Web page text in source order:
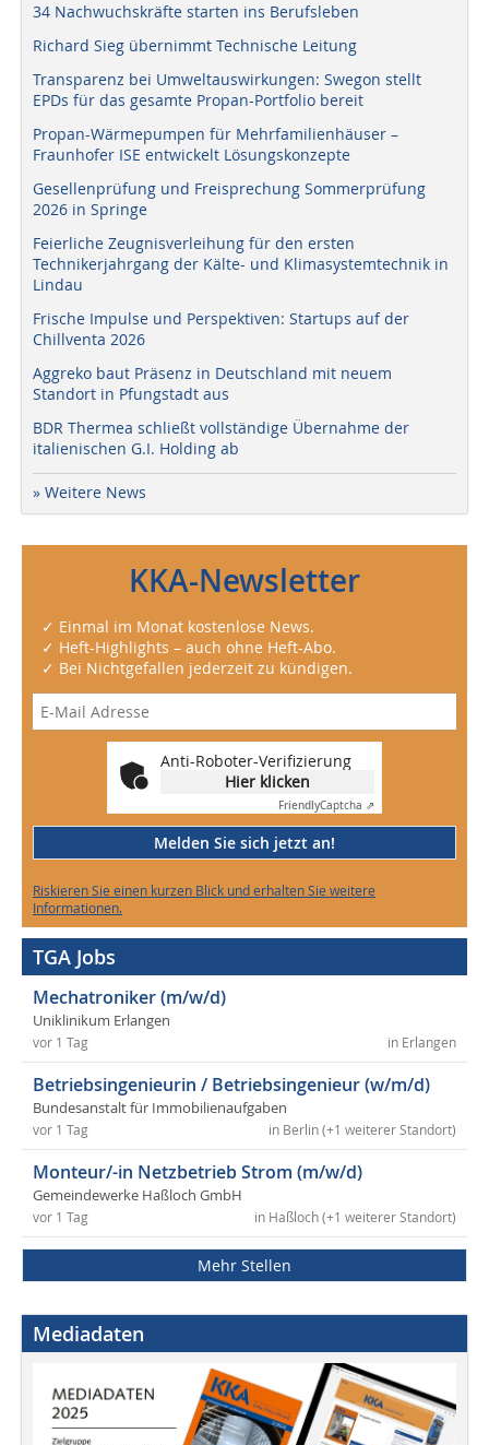
34 Nachwuchskräfte starten ins Berufsleben
Richard Sieg übernimmt Technische Leitung
Transparenz bei Umweltauswirkungen: Swegon stellt
EPDs für das gesamte Propan-Portfolio bereit
Propan-Wärmepumpen für Mehrfamilienhäuser –
Fraunhofer ISE entwickelt Lösungskonzepte
Gesellenprüfung und Freisprechung Sommerprüfung
2026 in Springe
Feierliche Zeugnisverleihung für den ersten
Technikerjahrgang der Kälte- und Klimasystemtechnik in
Lindau
Frische Impulse und Perspektiven: Startups auf der
Chillventa 2026
Aggreko baut Präsenz in Deutschland mit neuem
Standort in Pfungstadt aus
BDR Thermea schließt vollständige Übernahme der
italienischen G.I. Holding ab
» Weitere News
KKA-Newsletter
✓ Einmal im Monat kostenlose News.
✓ Heft-Highlights – auch ohne Heft-Abo.
✓ Bei Nichtgefallen jederzeit zu kündigen.
Anti-Roboter-Verifizierung
Hier klicken
FriendlyCaptcha ⇗
Melden Sie sich jetzt an!
Riskieren Sie einen kurzen Blick und erhalten Sie weitere
Informationen.
TGA Jobs
Mechatroniker (m/w/d)
Uniklinikum Erlangen
in Erlangen
vor 1 Tag
Betriebsingenieurin / Betriebsingenieur (w/m/d)
Bundesanstalt für Immobilienaufgaben
in Berlin (+1 weiterer Standort)
vor 1 Tag
Monteur/-in Netzbetrieb Strom (m/w/d)
Gemeindewerke Haßloch GmbH
in Haßloch (+1 weiterer Standort)
vor 1 Tag
Mehr Stellen
Mediadaten